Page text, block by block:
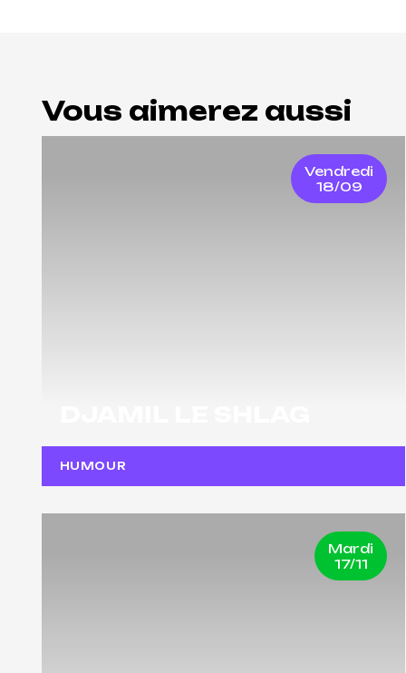
Vous aimerez aussi
Vendredi
18/09
HUMOUR
Mardi
17/11